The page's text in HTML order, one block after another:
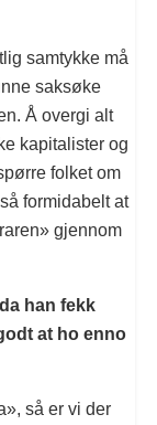
samtykke må
saksøke
Å overgi alt
kapitalister og
folket om
formidabelt at
gjennom
han fekk
at ho enno
så er vi der